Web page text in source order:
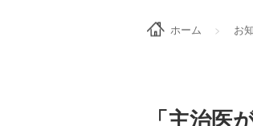
ホーム > お
「主治医